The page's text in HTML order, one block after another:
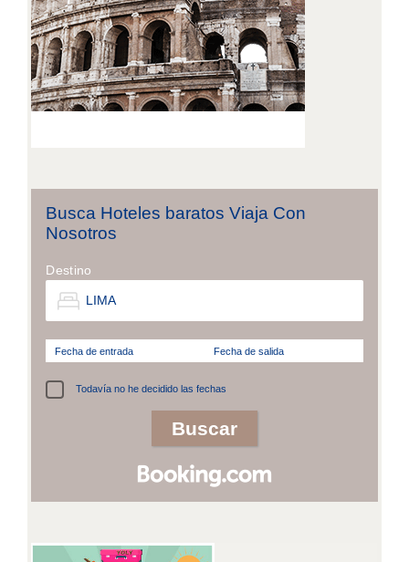
Busca Hoteles baratos Viaja Con
Nosotros
Destino
Fecha de entrada Fecha de salida
Todavía no he decidido las fechas